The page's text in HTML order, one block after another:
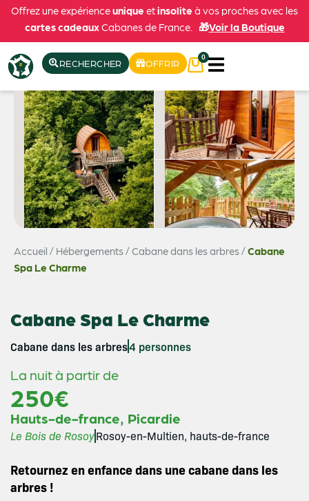
Offrez une expérienceunique etinsolite à vos proches avec les
cartes cadeauxCabanes de France. 🎁Voir la Boutique
RECHERCHER OFFRIR
0
Accueil / Hébergements/Cabane dans les arbres/Cabane
Spa Le Charme
Cabane Spa Le Charme
Cabane dans les arbres4 personnes
La nuit à partir de
250€
Hauts-de-france, Picardie
Le Bois de RosoyRosoy-en-Multien, hauts-de-france
Retournez en enfance dans une cabane dans les
arbres !